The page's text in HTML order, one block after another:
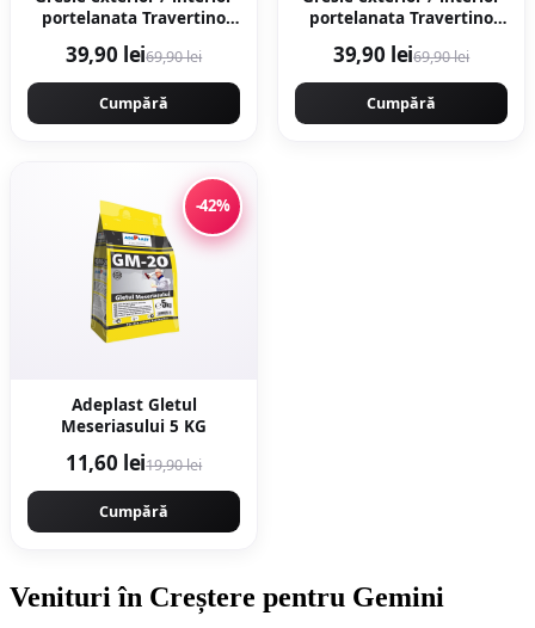
portelanata Travertino
rectificata tip piatra
naturala
39,90 lei69,90 lei
Cumpără
portelanata Travertino
lucioasa rectificata tip
piatra naturala
39,90 lei69,90 lei
Cumpără
-42%
Adeplast Gletul
Meseriasului 5 KG
11,60 lei19,90 lei
Cumpără
Venituri în Creștere pentru Gemini